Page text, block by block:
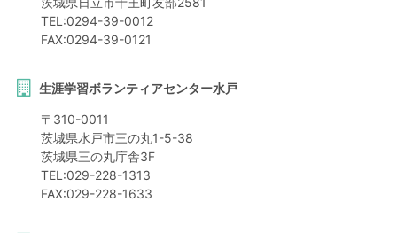
TEL:0294-39-0012
FAX:0294-39-0121
生涯学習ボランティアセンター水戸
〒 310-0011
茨城県水戸市三の丸1-5-38
茨城県三の丸庁舎3F
TEL:029-228-1313
FAX:029-228-1633